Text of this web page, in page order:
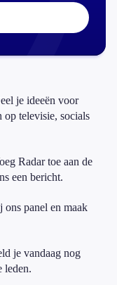
je ideeën voor
op televisie, socials
Radar toe aan de
een bericht.
panel en maak
je vandaag nog
leden.